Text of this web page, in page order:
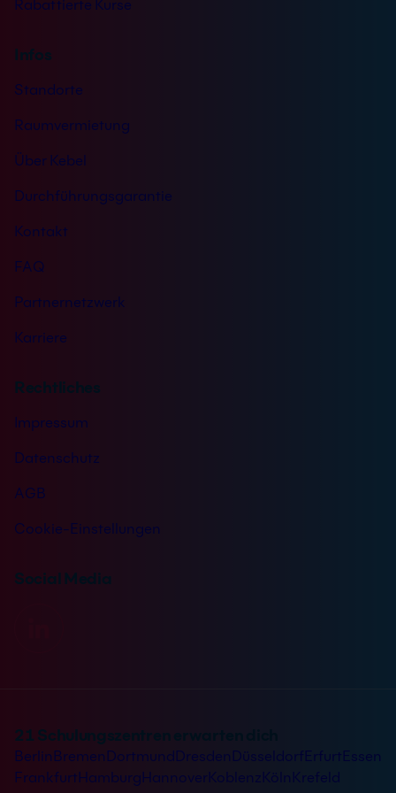
Rabattierte Kurse
Infos
Standorte
Raumvermietung
Über Kebel
Durchführungsgarantie
Kontakt
FAQ
Partnernetzwerk
Karriere
Rechtliches
Impressum
Datenschutz
AGB
Cookie-Einstellungen
Social Media
21 Schulungszentren erwarten dich
Berlin Bremen Dortmund ErfurtEssen
FrankfurtHamburgHannover
Krefeld